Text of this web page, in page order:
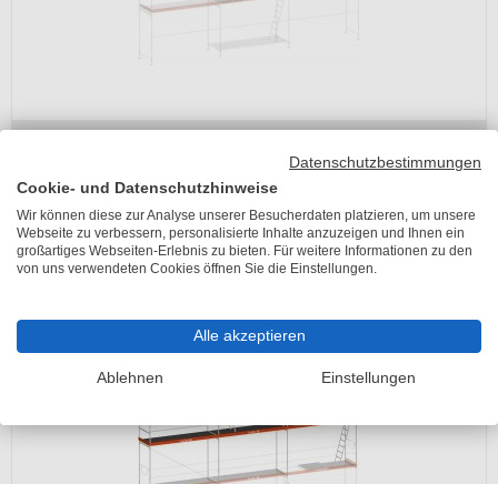
Lieferzeit 11-15 Arbeitstage
UVP606,90 €
ab 467,30 €
inkl. 19% MwSt.
Datenschutzbestimmungen
Cookie- und Datenschutzhinweise
Wir können diese zur Analyse unserer Besucherdaten platzieren, um unsere
Webseite zu verbessern, personalisierte Inhalte anzuzeigen und Ihnen ein
großartiges Webseiten-Erlebnis zu bieten. Für weitere Informationen zu den
von uns verwendeten Cookies öffnen Sie die Einstellungen.
Alle akzeptieren
Ablehnen Einstellungen